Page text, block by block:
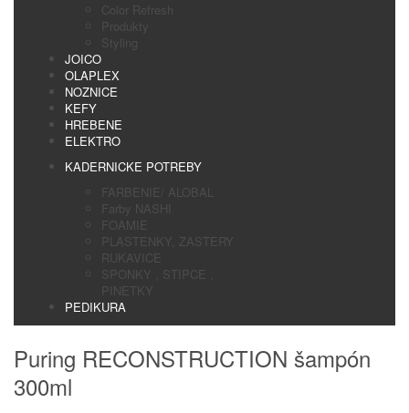
Color Refresh
Produkty
Styling
JOICO
OLAPLEX
NOZNICE
KEFY
HREBENE
ELEKTRO
KADERNICKE POTREBY
FARBENIE/ ALOBAL
Farby NASHI
FOAMIE
PLASTENKY, ZASTERY
RUKAVICE
SPONKY , STIPCE ,
PINETKY
PEDIKURA
Puring RECONSTRUCTION šampón
300ml